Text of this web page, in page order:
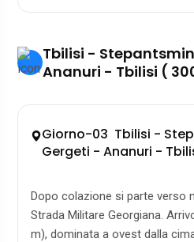
Tbilisi -
Ananuri - Tbilisi (
Giorno-03 Tbilisi -
Gergeti - Ananuri -
Dopo colazione si parte verso
Strada Militare Georgiana.
m), dominata a ovest dalla